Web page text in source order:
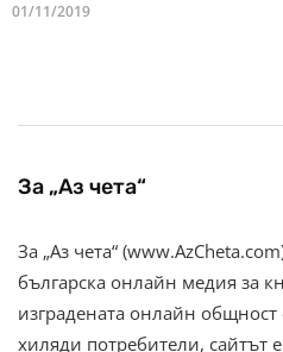
01/11/2019
За „Аз чета“
За „Аз чета“
българска онлайн медия за
изградената онлайн общност
хиляди потребители, сайтът